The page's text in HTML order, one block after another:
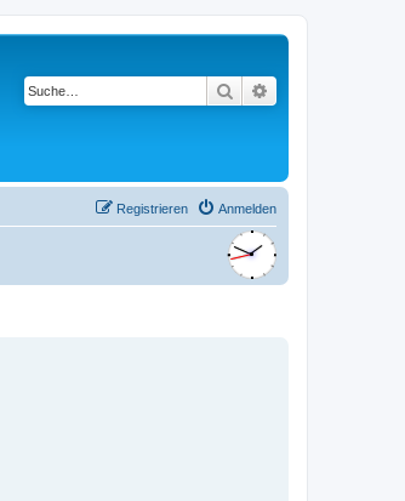
Suche
Anmelden
Registrieren